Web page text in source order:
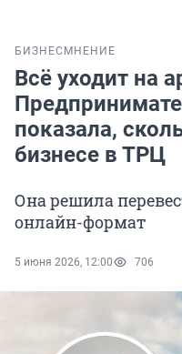
БИЗНЕС МНЕНИЕ
Всё уходит на
показала,
бизнесе в ТРЦ
Она решила
онлайн-формат
5 июня 2026, 12:00 706